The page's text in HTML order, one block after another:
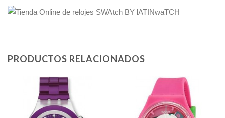
PRODUCTOS RELACIONADOS